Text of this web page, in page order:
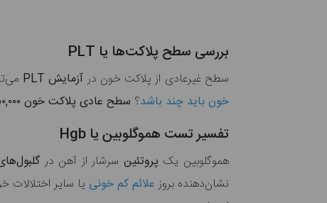
بررسی سطح پلاکت‌ها یا PLT
سطح غیرعادی از پلاکت خون درآزمایش PLT
خون باید چند باشد؟ سطح عادی پلاکت خون ۱۵۰,۰۰۰ تا ۴۰۰,۰۰۰
تفسیر تست هموگلوبین یا Hgb
هموگلوبین یک پروتئین سرشار از آهن در
نشان‌دهنده بروزعلائم کم خونی یا سایر